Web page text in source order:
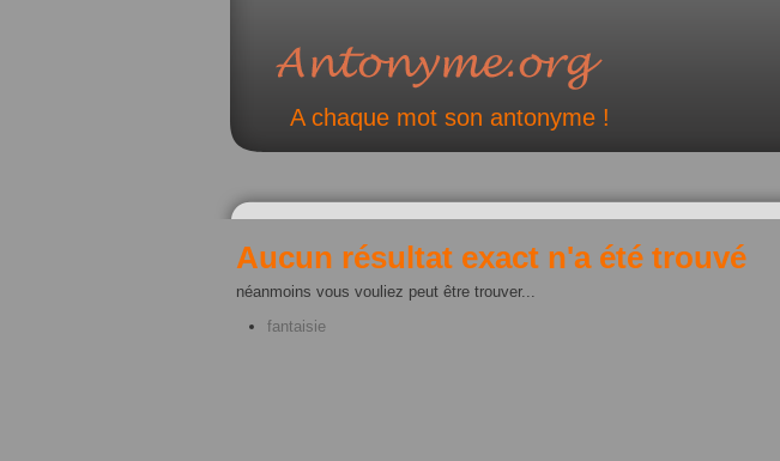
A chaque mot son antonyme !
Aucun résultat exact n'a été trouvé
néanmoins vous vouliez peut être trouver...
fantaisie